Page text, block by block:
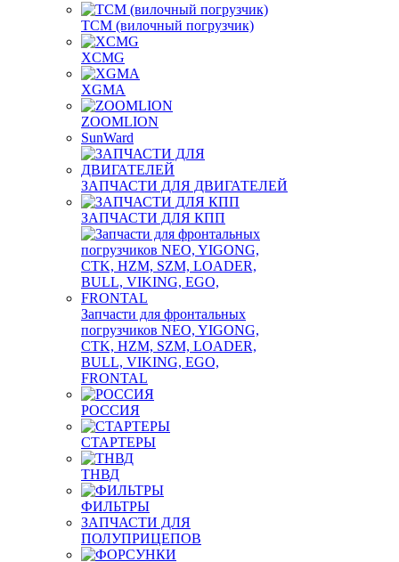
TCM (вилочный погрузчик)
XCMG
XGMA
ZOOMLION
SunWard
ЗАПЧАСТИ ДЛЯ ДВИГАТЕЛЕЙ
ЗАПЧАСТИ ДЛЯ КПП
Запчасти для фронтальных
погрузчиков NEO, YIGONG,
CTK, HZM, SZM, LOADER,
BULL, VIKING, EGO,
FRONTAL
РОССИЯ
СТАРТЕРЫ
ТНВД
ФИЛЬТРЫ
ЗАПЧАСТИ ДЛЯ
ПОЛУПРИЦЕПОВ